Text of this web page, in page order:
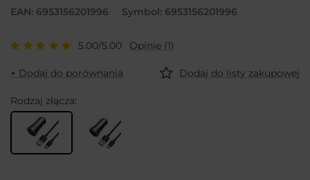
EAN: 6953156201996 Symbol: 6953156201996
5.00/5.00 Opinie (1)
+ Dodaj do porównania Dodaj do listy zakupowej
Rodzaj złącza